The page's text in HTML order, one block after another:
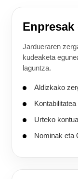
Jardueraren
kudeaketa
laguntza.
Aldizkako
Urteko
Nominak eta